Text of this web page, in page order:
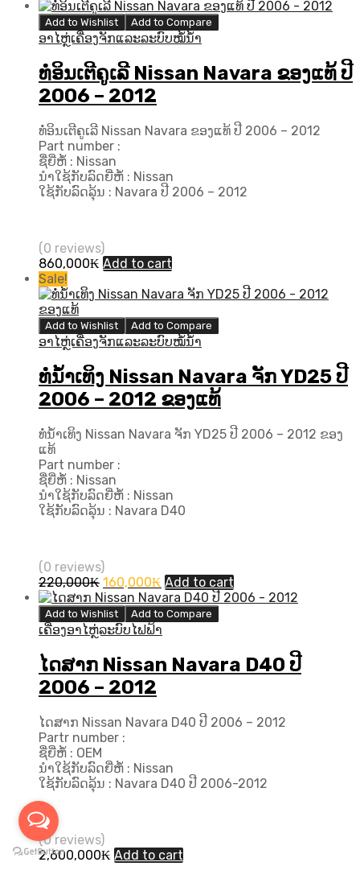
Add to Wishlist Add to Compare
ອາໄຫຼ່ເຄື່ອງຈັກແລະລະບົບໝໍ້ນ້ຳ
ທໍ່ອິນເຕີຄູເລີ Nissan Navara ຂອງແທ້ ປີ
2006 – 2012
ທໍ່ອິນເຕີຄູເລີ Nissan Navara ຂອງແທ້ ປີ 2006 – 2012
Part number :
ຊື່ຍີ່ຫໍ້ : Nissan
ນຳໃຊ້ກັບລົດຍີ່ຫໍ້ : Nissan
ໃຊ້ກັບລົດລຸ້ນ : Navara ປີ​ 2006 – 2012
(0 reviews)
860,000₭ Add to cart
Sale!
Add to Wishlist Add to Compare
ອາໄຫຼ່ເຄື່ອງຈັກແລະລະບົບໝໍ້ນ້ຳ
ທໍ່ນ້ຳເທິງ Nissan Navara ຈັກ YD25 ປີ
2006 – 2012 ຂອງແທ້
ທໍ່ນ້ຳເທິງ Nissan Navara ຈັກ YD25 ປີ 2006 – 2012 ຂອງ
ແທ້
Part number :
ຊື່ຍີ່ຫໍ້ : Nissan
ນຳໃຊ້ກັບລົດຍີ່ຫໍ້ : Nissan
ໃຊ້ກັບລົດລຸ້ນ : Navara D40
(0 reviews)
220,000₭ Original
price
was:
220,000₭.
160,000₭ Current
price
is:
160,000₭.
Add to cart
Add to Wishlist Add to Compare
ເຄື່ອງອາໄຫຼ່ລະບົບໄຟຟ້າ
ໄດສາກ Nissan Navara D40 ປີ
2006 – 2012
ໄດສາກ Nissan Navara D40 ປີ 2006 – 2012
Partr number :
ຊື່ຍີ່ຫໍ້ : OEM
ນຳໃຊ້ກັບລົດຍີ່ຫໍ້ : Nissan
ໃຊ້ກັບລົດລຸ້ນ : Navara D40 ປີ 2006-2012
(0 reviews)
2,600,000₭ Add to cart